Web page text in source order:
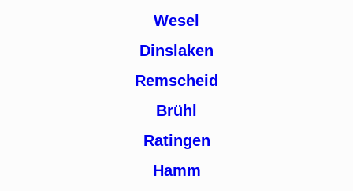
Wesel
Dinslaken
Remscheid
Brühl
Ratingen
Hamm